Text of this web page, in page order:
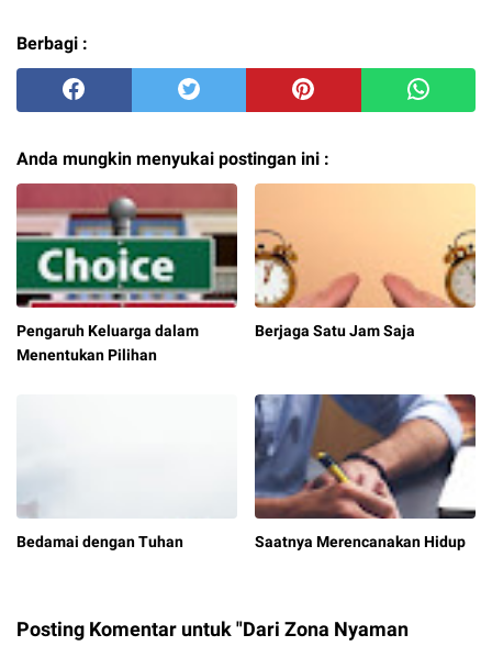
Berbagi :
Anda mungkin menyukai postingan ini :
Pengaruh Keluarga dalam
Menentukan Pilihan
Berjaga Satu Jam Saja
Bedamai dengan Tuhan Saatnya Merencanakan Hidup
Posting Komentar untuk "Dari Zona Nyaman